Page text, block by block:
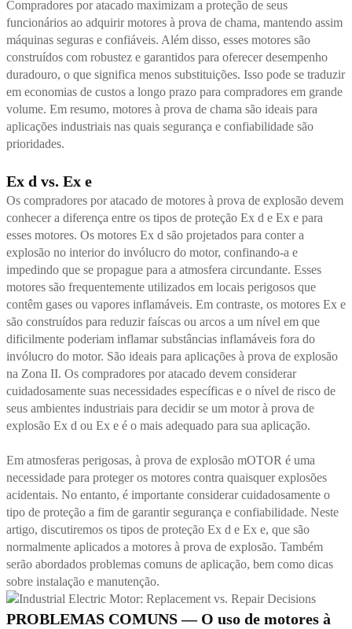
Compradores por atacado maximizam a proteção de seus
funcionários ao adquirir motores à prova de chama, mantendo assim
máquinas seguras e confiáveis. Além disso, esses motores são
construídos com robustez e garantidos para oferecer desempenho
duradouro, o que significa menos substituições. Isso pode se traduzir
em economias de custos a longo prazo para compradores em grande
volume. Em resumo, motores à prova de chama são ideais para
aplicações industriais nas quais segurança e confiabilidade são
prioridades.
Ex d vs. Ex e
Os compradores por atacado de motores à prova de explosão devem
conhecer a diferença entre os tipos de proteção Ex d e Ex e para
esses motores. Os motores Ex d são projetados para conter a
explosão no interior do invólucro do motor, confinando-a e
impedindo que se propague para a atmosfera circundante. Esses
motores são frequentemente utilizados em locais perigosos que
contêm gases ou vapores inflamáveis. Em contraste, os motores Ex e
são construídos para reduzir faíscas ou arcos a um nível em que
dificilmente poderiam inflamar substâncias inflamáveis fora do
invólucro do motor. São ideais para aplicações à prova de explosão
na Zona II. Os compradores por atacado devem considerar
cuidadosamente suas necessidades específicas e o nível de risco de
seus ambientes industriais para decidir se um motor à prova de
explosão Ex d ou Ex e é o mais adequado para sua aplicação.
Em atmosferas perigosas, à prova de explosão mOTOR é uma
necessidade para proteger os motores contra quaisquer explosões
acidentais. No entanto, é importante considerar cuidadosamente o
tipo de proteção a fim de garantir segurança e confiabilidade. Neste
artigo, discutiremos os tipos de proteção Ex d e Ex e, que são
normalmente aplicados a motores à prova de explosão. Também
serão abordados problemas comuns de aplicação, bem como dicas
sobre instalação e manutenção.
PROBLEMAS COMUNS — O uso de motores à